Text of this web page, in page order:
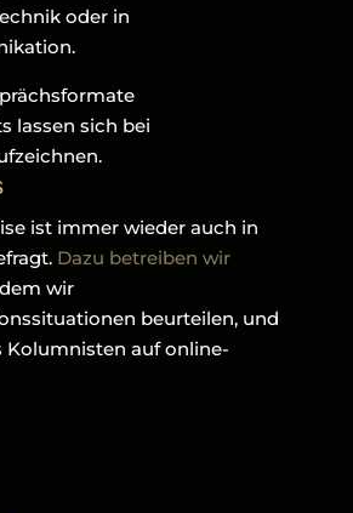
oder in
lassen sich bei
ist immer wieder auch in
Dazu betreiben wir
wir
beurteilen, und
Kolumnisten auf online-